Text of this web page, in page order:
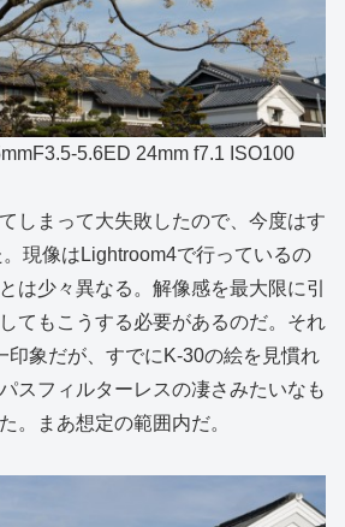
5.6ED 24mm f7.1 ISO100
しまって大失敗したので、今度はす
現像はLightroom4で行っているの
は少々異なる。解像感を最大限に引
てもこうする必要があるのだ。それ
印象だが、すでにK-30の絵を見慣れ
スフィルターレスの凄さみたいなも
。まあ想定の範囲内だ。